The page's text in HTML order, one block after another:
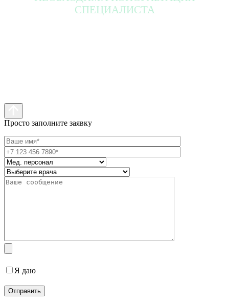
СПЕЦИАЛИСТА
Просто заполните заявку
Я даю